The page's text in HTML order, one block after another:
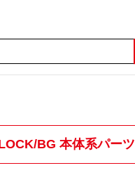
BG 本体系パーツ